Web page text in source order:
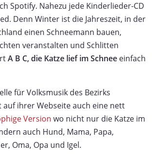
Spotify. Nahezu jede Kinderlieder-CD
Denn Winter ist die Jahreszeit, in der
einen Schneemann bauen,
veranstalten und Schlitten
A B C, die Katze lief im Schnee einfach
für Volksmusik des Bezirks
auf ihrer Webseite auch eine nett
Version wo nicht nur die Katze im
auch Hund, Mama, Papa,
Oma, Opa und Igel.